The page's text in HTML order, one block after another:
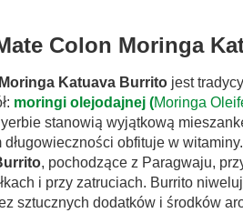
Colon Moringa
Katuava Burrito jest
moringi olejodajnej (Moringa
stanowią wyjątkową
obfituje w witaminy.
, pochodzące z Paragwaju,
i przy zatruciach. Burrito
sztucznych dodatków i środków